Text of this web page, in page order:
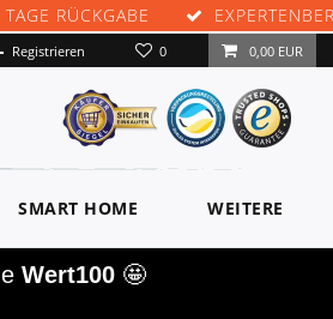
RÜCKGABE
Registrieren 0 0,00 EUR
SMART HOME WEITERE
Wert100🤩